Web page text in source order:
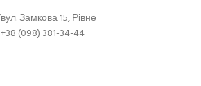
вул. Замкова 15, Рівне
+38 (098) 381-34-44